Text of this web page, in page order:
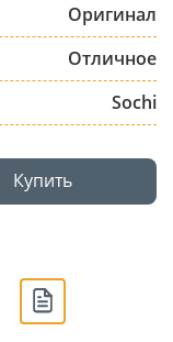
Оригинал
Отличное
Sochi
Купить